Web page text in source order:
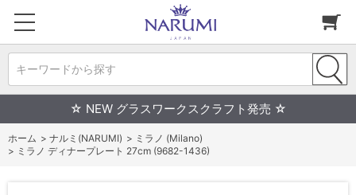
キーワードから探す
☆ NEW グラスワークスクラフト発売 ☆
ホーム > ナルミ(NARUMI) > ミラノ (Milano)
> ミラノ ディナープレート 27cm (9682-1436)